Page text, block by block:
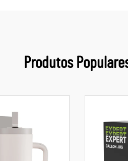
Produtos